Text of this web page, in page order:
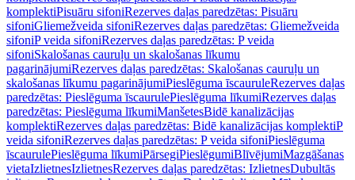
komplektiPisuāru sifoniRezerves daļas paredzētas: Pisuāru
sifoniGliemežveida sifoniRezerves daļas paredzētas: Gliemežveida
sifoniP veida sifoniRezerves daļas paredzētas: P veida
sifoniSkalošanas cauruļu un skalošanas līkumu
pagarinājumiRezerves daļas paredzētas: Skalošanas cauruļu un
skalošanas līkumu pagarinājumiPieslēguma īscauruleRezerves daļas
paredzētas: Pieslēguma īscaurulePieslēguma līkumiRezerves daļas
paredzētas: Pieslēguma līkumiManšetesBidē kanalizācijas
komplektiRezerves daļas paredzētas: Bidē kanalizācijas komplektiP
veida sifoniRezerves daļas paredzētas: P veida sifoniPieslēguma
īscaurulePieslēguma līkumiPārsegiPieslēgumiBlīvējumiMazgāšanas
vietaIzlietnesIzlietnesRezerves daļas paredzētas: IzlietnesDubultās